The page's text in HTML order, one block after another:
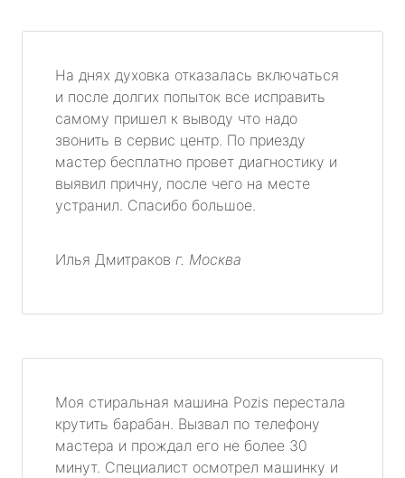
На днях духовка отказалась включаться
и после долгих попыток все исправить
самому пришел к выводу что надо
звонить в сервис центр. По приезду
мастер бесплатно провет диагностику и
выявил причну, после чего на месте
устранил. Спасибо большое.
Илья Дмитраков г. Москва
Моя стиральная машина Pozis перестала
крутить барабан. Вызвал по телефону
мастера и прождал его не более 30
минут. Специалист осмотрел машинку и